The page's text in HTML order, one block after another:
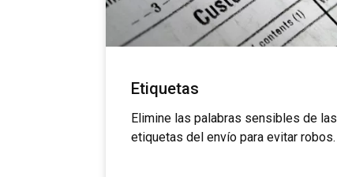
Etiquetas
Elimine las palabras sensibles de las
etiquetas del envío para evitar robos.